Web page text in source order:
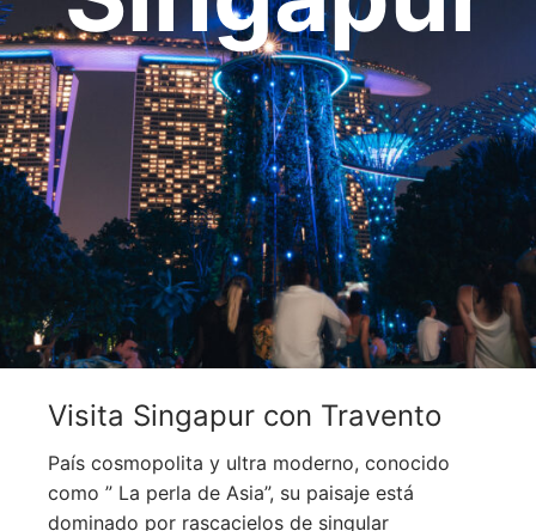
OCEANÍA
ORIENTE MEDIO
SUDAMÉRICA
Visita Singapur con Travento
País cosmopolita y ultra moderno, conocido
como ” La perla de Asia”, su paisaje está
dominado por rascacielos de singular